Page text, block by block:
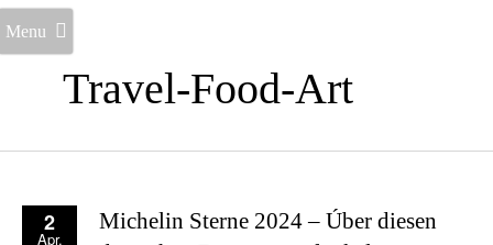
Travel-Food-Art
Menu
2
Apr.
Michelin Sterne 2024 – Úber diesen